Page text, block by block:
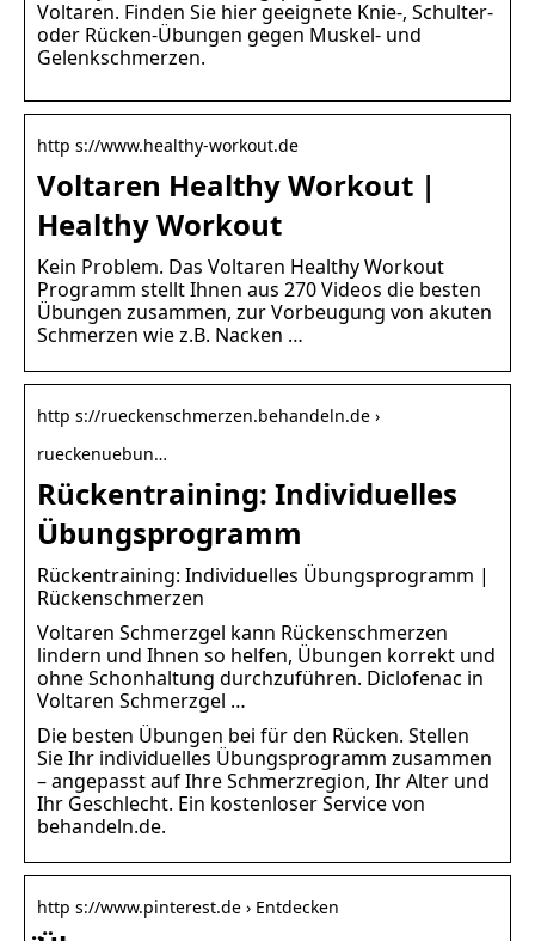
Voltaren. Finden Sie hier geeignete Knie-, Schulter-
oder Rücken-Übungen gegen Muskel- und
Gelenkschmerzen.
http s://www.healthy-workout.de
Voltaren Healthy Workout |
Healthy Workout
Kein Problem. Das Voltaren Healthy Workout
Programm stellt Ihnen aus 270 Videos die besten
Übungen zusammen, zur Vorbeugung von akuten
Schmerzen wie z.B. Nacken …
http s://rueckenschmerzen.behandeln.de ›
rueckenuebun…
Rückentraining: Individuelles
Übungsprogramm
Rückentraining: Individuelles Übungsprogramm |
Rückenschmerzen
Voltaren Schmerzgel kann Rückenschmerzen
lindern und Ihnen so helfen, Übungen korrekt und
ohne Schonhaltung durchzuführen. Diclofenac in
Voltaren Schmerzgel …
Die besten Übungen bei für den Rücken. Stellen
Sie Ihr individuelles Übungsprogramm zusammen
– angepasst auf Ihre Schmerzregion, Ihr Alter und
Ihr Geschlecht. Ein kostenloser Service von
behandeln.de.
http s://www.pinterest.de › Entdecken